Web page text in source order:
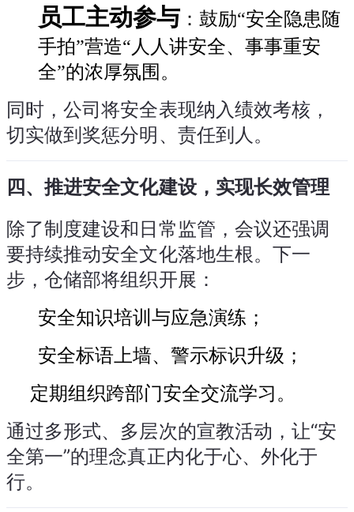
员工主动参与 ：鼓励“安全隐患随
手拍”营造“人人讲安全、事事重安
全”的浓厚氛围。
同时，公司将安全表现纳入绩效考核，
切实做到奖惩分明、责任到人。
四、推进安全文化建设，实现长效管理
除了制度建设和日常监管，会议还强调
要持续推动安全文化落地生根。下一
步，仓储部将组织开展：
安全知识培训与应急演练；
安全标语上墙、警示标识升级；
定期组织跨部门安全交流学习。
通过多形式、多层次的宣教活动，让“安
全第一”的理念真正内化于心、外化于
行。